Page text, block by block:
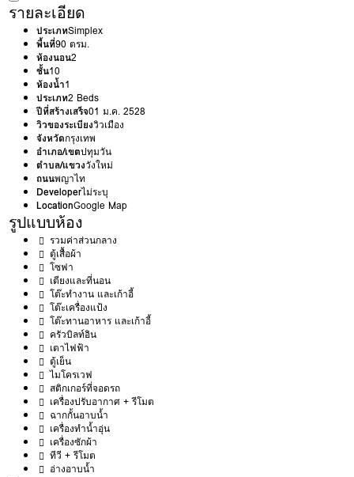
รายละเอียด
ประเภทSimplex
พื้นที่90 ตรม.
ห้องนอน2
ชั้น10
ห้องน้ำ1
ประเภท2 Beds
ปีที่สร้างเสร็จ01 ม.ค. 2528
วิวของระเบียงวิวเมือง
จังหวัดกรุงเทพ
อำเภอ/เขตปทุมวัน
ตำบล/แขวงวังใหม่
ถนนพญาไท
Developerไม่ระบุ
LocationGoogle Map
รูปแบบห้อง
รวมค่าส่วนกลาง
ตู้เสื้อผ้า
โซฟา
เตียงและที่นอน
โต๊ะทำงาน และเก้าอี้
โต๊ะเครื่องแป้ง
โต๊ะทานอาหาร และเก้าอี้
ครัวบิลท์อิน
เตาไฟฟ้า
ตู้เย็น
ไมโครเวฟ
สติกเกอร์ที่จอดรถ
เครื่องปรับอากาศ + รีโมต
ฉากกั้นอาบน้ำ
เครื่องทำน้ำอุ่น
เครื่องซักผ้า
ทีวี + รีโมต
อ่างอาบน้ำ